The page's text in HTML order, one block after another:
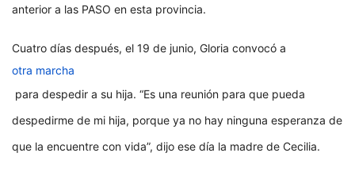
anterior a las PASO en esta provincia.
Cuatro días después, el 19 de junio, Gloria convocó a
otra marcha
para despedir a su hija. “Es una reunión para que pueda
despedirme de mi hija, porque ya no hay ninguna esperanza de
que la encuentre con vida”, dijo ese día la madre de Cecilia.